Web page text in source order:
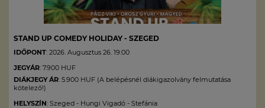
STAND UP COMEDY HOLIDAY - SZEGED
IDŐPONT: 2026. Augusztus 26. 19:00
JEGYÁR: 7.900 HUF
DIÁKJEGY ÁR: 5.900 HUF (A belépésnél diákigazolvány felmutatása
kötelező!)
HELYSZÍN: Szeged - Hungi Vigadó - Stefánia